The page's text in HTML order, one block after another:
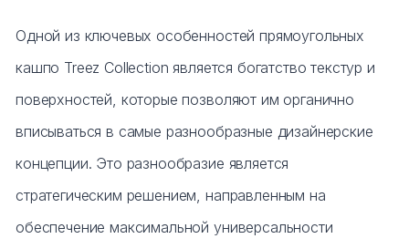
Одной из ключевых особенностей прямоугольных
кашпо Treez Collection является богатство текстур и
поверхностей, которые позволяют им органично
вписываться в самые разнообразные дизайнерские
концепции. Это разнообразие является
стратегическим решением, направленным на
обеспечение максимальной универсальности